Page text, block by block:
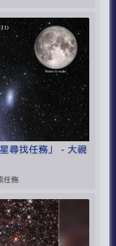
尋找任務」 - 大視
任務